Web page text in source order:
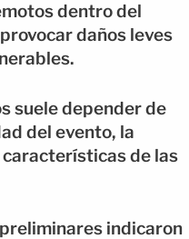
dentro del
daños leves
suele depender de
del evento, la
de las
indicaron